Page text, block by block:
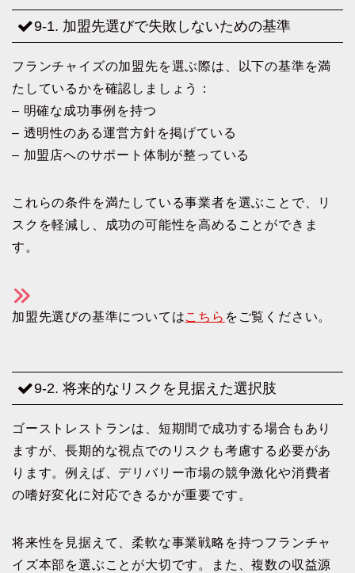
9-1. 加盟先選びで失敗しないための基準
フランチャイズの加盟先を選ぶ際は、以下の基準を満
たしているかを確認しましょう：
– 明確な成功事例を持つ
– 透明性のある運営方針を掲げている
– 加盟店へのサポート体制が整っている
これらの条件を満たしている事業者を選ぶことで、リ
スクを軽減し、成功の可能性を高めることができま
す。
加盟先選びの基準についてはこちら をご覧ください。
9-2. 将来的なリスクを見据えた選択肢
ゴーストレストランは、短期間で成功する場合もあり
ますが、長期的な視点でのリスクも考慮する必要があ
ります。例えば、デリバリー市場の競争激化や消費者
の嗜好変化に対応できるかが重要です。
将来性を見据えて、柔軟な事業戦略を持つフランチャ
イズ本部を選ぶことが大切です。また、複数の収益源